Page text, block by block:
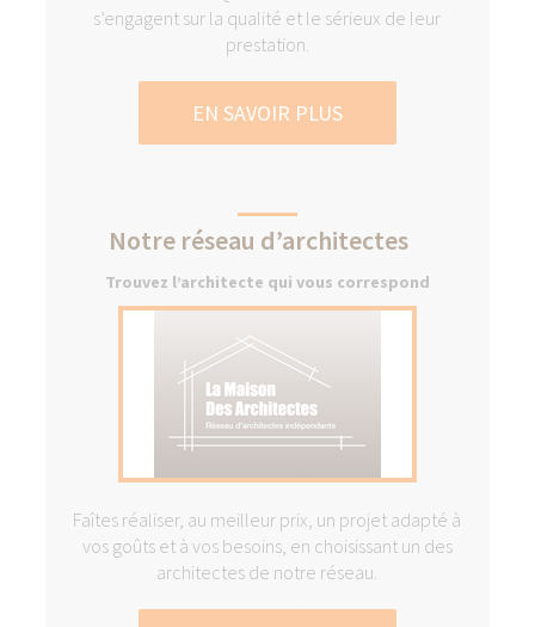
s’engagent sur la qualité et le sérieux de leur
prestation.
EN SAVOIR PLUS
Notre réseau d’architectes
Trouvez l’architecte qui vous correspond
Faîtes réaliser, au meilleur prix, un projet adapté à
vos goûts et à vos besoins, en choisissant un des
architectes de notre réseau.